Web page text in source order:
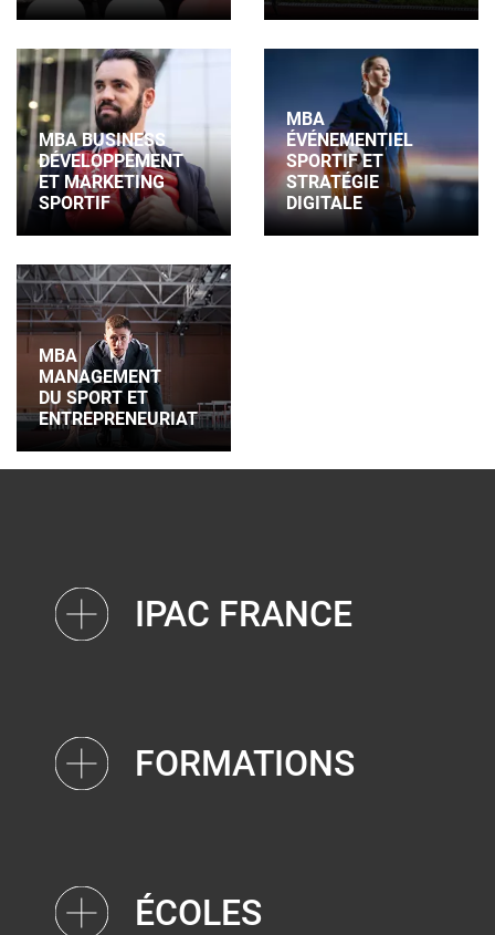
MBA BUSINESS
DÉVELOPPEMENT
ET MARKETING
SPORTIF
MBA
ÉVÉNEMENTIEL
SPORTIF ET
STRATÉGIE
DIGITALE
MBA
MANAGEMENT
DU SPORT ET
ENTREPRENEURIAT
IPAC FRANCE
FORMATIONS
ÉCOLES